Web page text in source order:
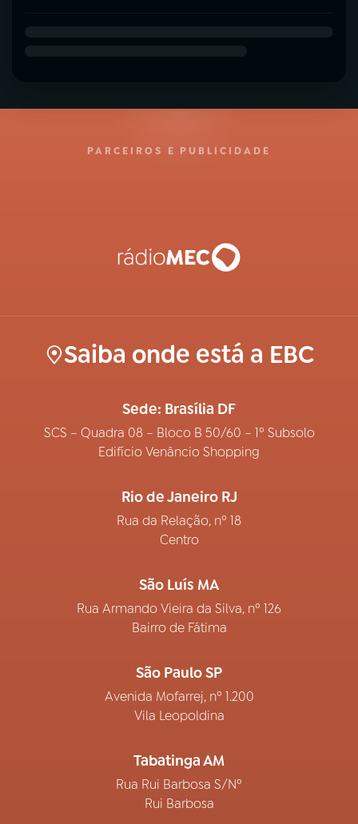
PARCEIROS E PUBLICIDADE
Saiba onde está a EBC
Sede: Brasília DF
SCS – Quadra 08 – Bloco B 50/60 – 1º Subsolo
Edifício Venâncio Shopping
Rio de Janeiro RJ
Rua da Relação, nº 18
Centro
São Luís MA
Rua Armando Vieira da Silva, nº 126
Bairro de Fátima
São Paulo SP
Avenida Mofarrej, nº 1.200
Vila Leopoldina
Tabatinga AM
Rua Rui Barbosa S/Nº
Rui Barbosa